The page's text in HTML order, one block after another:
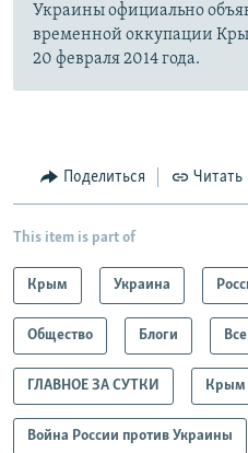
Украины официально
временной оккупации
20 февраля 2014 года.
Поделиться Читать
This item is part of
Крым Украина
Общество Блоги
ГЛАВНОЕ ЗА СУТКИ Крым
Война России против Украины